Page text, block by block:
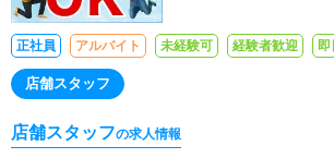
正社員 アルバイト 未経験可 経験者歓迎 即
店舗スタッフ
店舗スタッフの求人情報